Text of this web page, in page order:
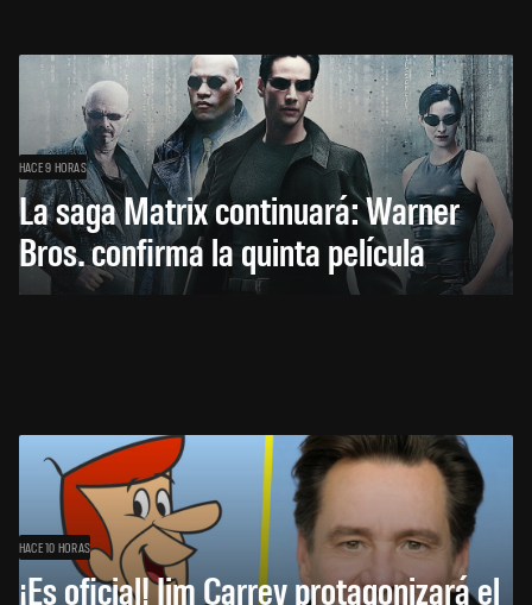
HACE 9 HORAS
La saga Matrix continuará: Warner
Bros. confirma la quinta película
HACE 10 HORAS
¡Es oficial! Jim Carrey protagonizará el